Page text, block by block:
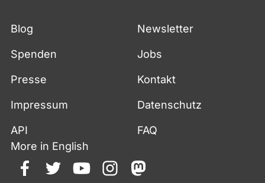
Blog Newsletter
Spenden Jobs
Presse Kontakt
Impressum Datenschutz
API
FAQ
More in English
facebooktwitteryoutubeinstagrammastodon